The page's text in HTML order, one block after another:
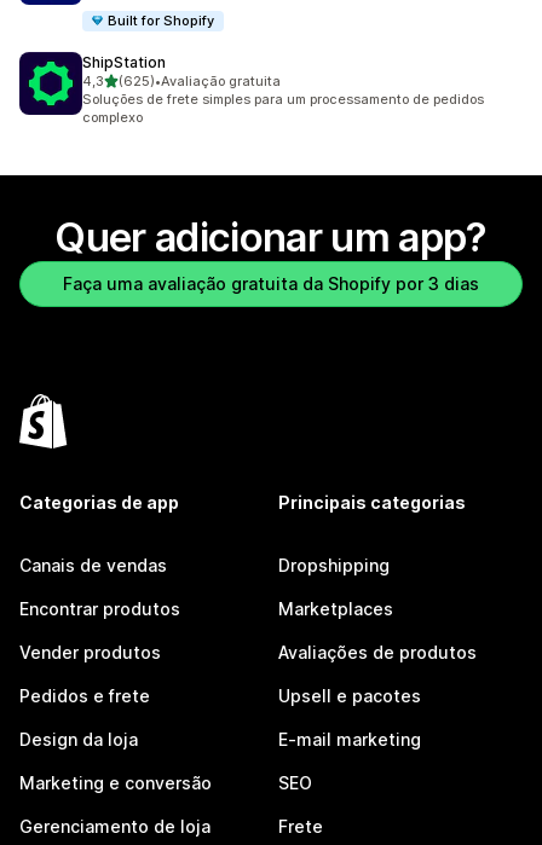
Built for Shopify
ShipStation
4,3de 5 estrelas
(625)
625 avaliações ao todo
•Avaliação gratuita
Soluções de frete simples para um processamento de pedidos
complexo
Quer adicionar um app?
Faça uma avaliação gratuita da Shopify por 3 dias
Categorias de app
Canais de vendas
Encontrar produtos
Vender produtos
Pedidos e frete
Design da loja
Marketing e conversão
Gerenciamento de loja
Principais categorias
Dropshipping
Marketplaces
Avaliações de produtos
Upsell e pacotes
E-mail marketing
SEO
Frete